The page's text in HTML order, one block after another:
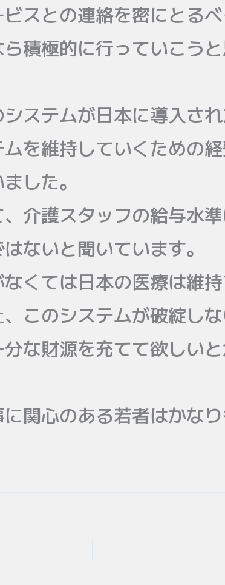
スとの連絡を密にとる
積極的に行っていこう
ステムが日本に導入さ
を維持していくための
した。
介護スタッフの給与水
ないと聞いています。
くては日本の医療は維
このシステムが破綻しな
な財源を充てて欲しい
関心のある若者はかな